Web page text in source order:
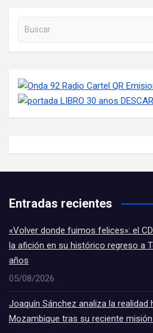
Buscar en la web
Entradas recientes
«Volver donde fuimos felices»: el
la afición en su histórico regreso a
años
05/08/2026
Joaquín Sánchez analiza la realidad
Mozambique tras su reciente